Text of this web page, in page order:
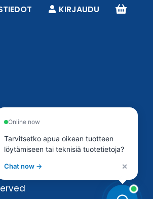
KIRJAUDU
Online now
Tarvitsetko apua oikean tuotteen
löytämiseen tai teknisiä tuotetietoja?
Chat now → ×